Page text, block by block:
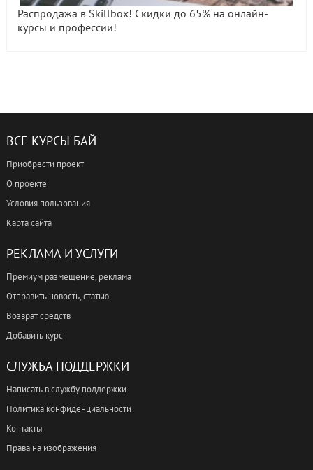
Распродажа в Skillbox! Скидки до 65% на онлайн-
курсы и профессии!
ВСЕ КУРСЫ БАЙ
Приобрести проект
О проекте
Условия пользования
Карта сайта
РЕКЛАМА И УСЛУГИ
Премиум размещение, реклама
Отправить новость, статью
Возврат средств
Добавить курс
СЛУЖБА ПОДДЕРЖКИ
Написать в службу поддержки
Политика конфиденциальности
Контакты
Права на изображения